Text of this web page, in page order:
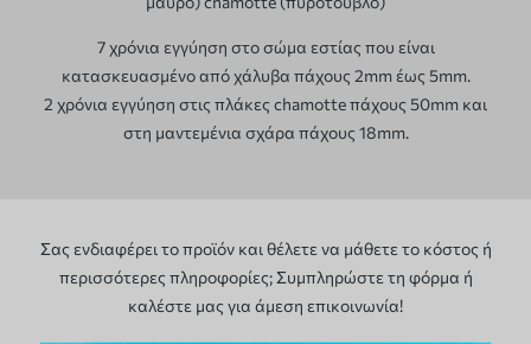
7 χρόνια εγγύηση στο σώμα εστίας που είναι
κατασκευασμένο από χάλυβα πάχους 2mm έως 5mm.
2 χρόνια εγγύηση στις πλάκες chamotte πάχους 50mm και
στη μαντεμένια σχάρα πάχους 18mm.
Σας ενδιαφέρει το προϊόν και θέλετε να μάθετε το κόστος ή
περισσότερες πληροφορίες; Συμπληρώστε τη φόρμα ή
καλέστε μας για άμεση επικοινωνία!